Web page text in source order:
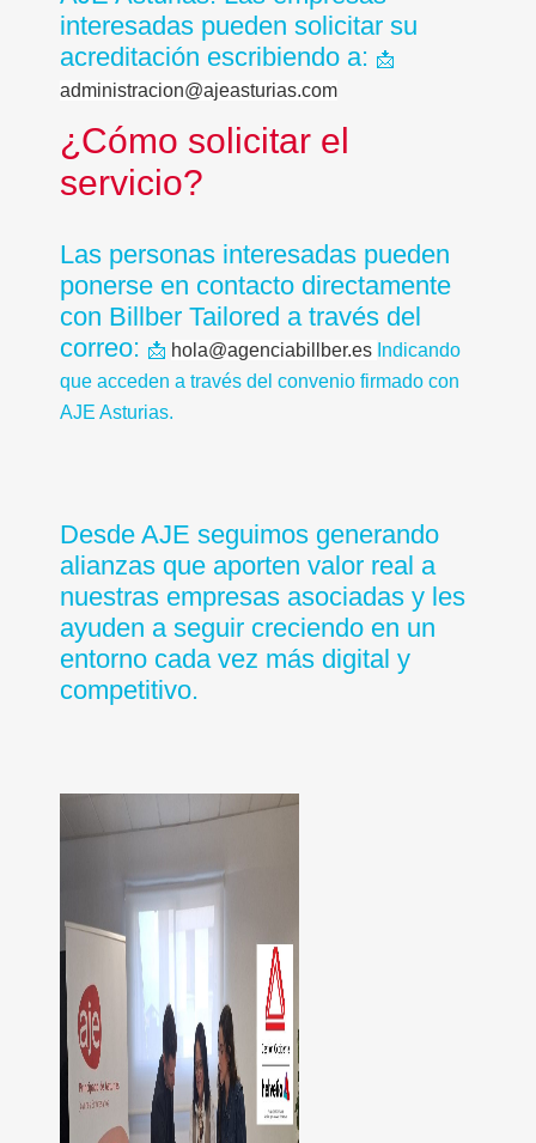
interesadas pueden solicitar su
acreditación escribiendo a: 📩
administracion@ajeasturias.com
¿Cómo solicitar el
servicio?
Las personas interesadas pueden
ponerse en contacto directamente
con Billber Tailored a través del
correo: 📩 hola@agenciabillber.es Indicando
que acceden a través del convenio firmado con
AJE Asturias.
Desde AJE seguimos generando
alianzas que aporten valor real a
nuestras empresas asociadas y les
ayuden a seguir creciendo en un
entorno cada vez más digital y
competitivo.